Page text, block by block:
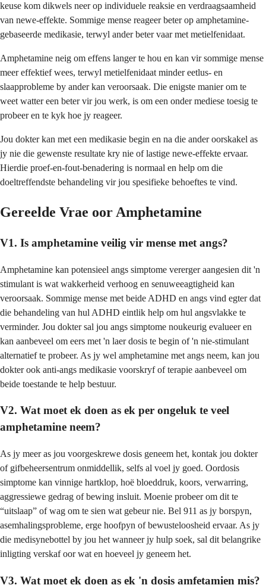
keuse kom dikwels neer op individuele reaksie en verdraagsaamheid
van newe-effekte. Sommige mense reageer beter op amphetamine-
gebaseerde medikasie, terwyl ander beter vaar met metielfenidaat.
Amphetamine neig om effens langer te hou en kan vir sommige mense
meer effektief wees, terwyl metielfenidaat minder eetlus- en
slaapprobleme by ander kan veroorsaak. Die enigste manier om te
weet watter een beter vir jou werk, is om een onder mediese toesig te
probeer en te kyk hoe jy reageer.
Jou dokter kan met een medikasie begin en na die ander oorskakel as
jy nie die gewenste resultate kry nie of lastige newe-effekte ervaar.
Hierdie proef-en-fout-benadering is normaal en help om die
doeltreffendste behandeling vir jou spesifieke behoeftes te vind.
Gereelde Vrae oor Amphetamine
V1. Is amphetamine veilig vir mense met angs?
Amphetamine kan potensieel angs simptome vererger aangesien dit 'n
stimulant is wat wakkerheid verhoog en senuweeagtigheid kan
veroorsaak. Sommige mense met beide ADHD en angs vind egter dat
die behandeling van hul ADHD eintlik help om hul angsvlakke te
verminder. Jou dokter sal jou angs simptome noukeurig evalueer en
kan aanbeveel om eers met 'n laer dosis te begin of 'n nie-stimulant
alternatief te probeer. As jy wel amphetamine met angs neem, kan jou
dokter ook anti-angs medikasie voorskryf of terapie aanbeveel om
beide toestande te help bestuur.
V2. Wat moet ek doen as ek per ongeluk te veel
amphetamine neem?
As jy meer as jou voorgeskrewe dosis geneem het, kontak jou dokter
of gifbeheersentrum onmiddellik, selfs al voel jy goed. Oordosis
simptome kan vinnige hartklop, hoë bloeddruk, koors, verwarring,
aggressiewe gedrag of bewing insluit. Moenie probeer om dit te
“uitslaap” of wag om te sien wat gebeur nie. Bel 911 as jy borspyn,
asemhalingsprobleme, erge hoofpyn of bewusteloosheid ervaar. As jy
die medisynebottel by jou het wanneer jy hulp soek, sal dit belangrike
inligting verskaf oor wat en hoeveel jy geneem het.
V3. Wat moet ek doen as ek 'n dosis amfetamien mis?